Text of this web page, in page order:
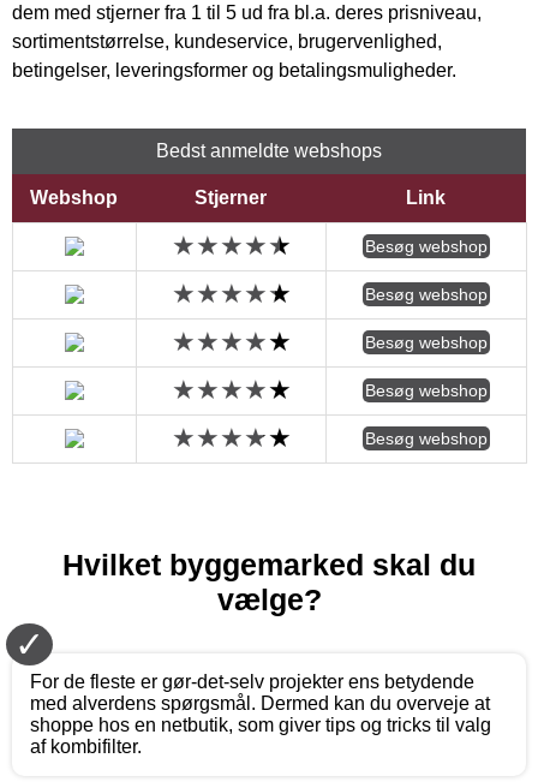
dem med stjerner fra 1 til 5 ud fra bl.a. deres prisniveau,
sortimentstørrelse, kundeservice, brugervenlighed,
betingelser, leveringsformer og betalingsmuligheder.
Bedst anmeldte webshops
Webshop Stjerner Link
Besøg webshop
Besøg webshop
Besøg webshop
Besøg webshop
Besøg webshop
Hvilket byggemarked skal du
vælge?
✓
For de fleste er gør-det-selv projekter ens betydende
med alverdens spørgsmål. Dermed kan du overveje at
shoppe hos en netbutik, som giver tips og tricks til valg
af kombifilter.